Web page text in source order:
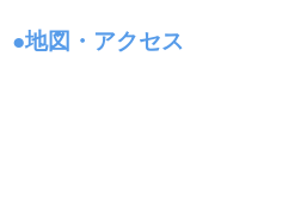
●地図・アクセス